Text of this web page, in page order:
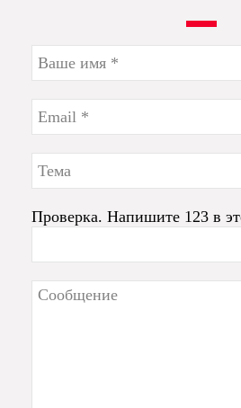
Проверка. Напишите 123 в